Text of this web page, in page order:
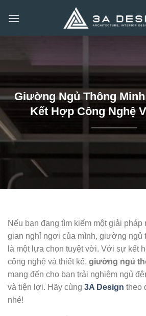
qua
Giường Ngủ Thông
Kết Hợp Công Nghệ
Nếu bạn đang tìm kiếm một giải pháp
gian nghỉ ngơi của mình, giường ngủ
là một lựa chọn tuyệt vời. Với sự kết
công nghệ và thiết kế, giường ngủ
mang đến cho bạn trải nghiệm ngủ
và tiện lợi. Hãy cùng 3A Design theo
nhé!